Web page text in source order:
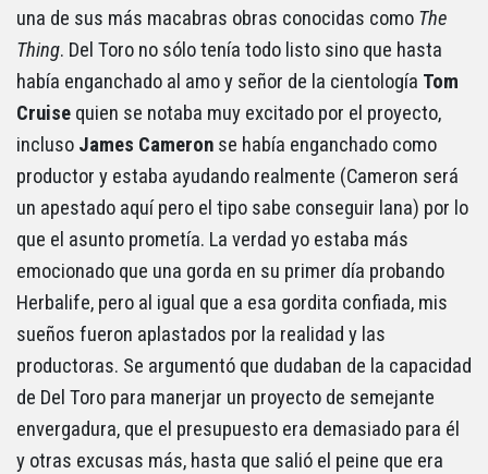
una de sus más macabras obras conocidas como The
Thing. Del Toro no sólo tenía todo listo sino que hasta
había enganchado al amo y señor de la cientología Tom
Cruise quien se notaba muy excitado por el proyecto,
incluso James Cameron se había enganchado como
productor y estaba ayudando realmente (Cameron será
un apestado aquí pero el tipo sabe conseguir lana) por lo
que el asunto prometía. La verdad yo estaba más
emocionado que una gorda en su primer día probando
Herbalife, pero al igual que a esa gordita confiada, mis
sueños fueron aplastados por la realidad y las
productoras. Se argumentó que dudaban de la capacidad
de Del Toro para manerjar un proyecto de semejante
envergadura, que el presupuesto era demasiado para él
y otras excusas más, hasta que salió el peine que era